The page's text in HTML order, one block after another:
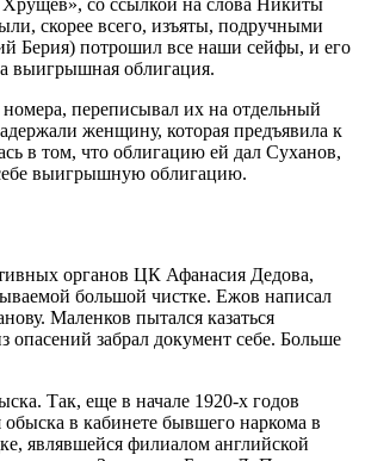
со ссылкой на слова Никиты
скорее всего, изъяты, подручными
Берия) потрошил все наши сейфы, и его
выигрышная облигация.
переписывал их на отдельный
женщину, которая предъявила к
в том, что облигацию ей дал Суханов,
выигрышную облигацию.
органов ЦК Афанасия Дедова,
большой чистке. Ежов написал
Маленков пытался казаться
забрал документ себе. Больше
Так, еще в начале 1920-х годов
в кабинете бывшего наркома в
являвшейся филиалом английской